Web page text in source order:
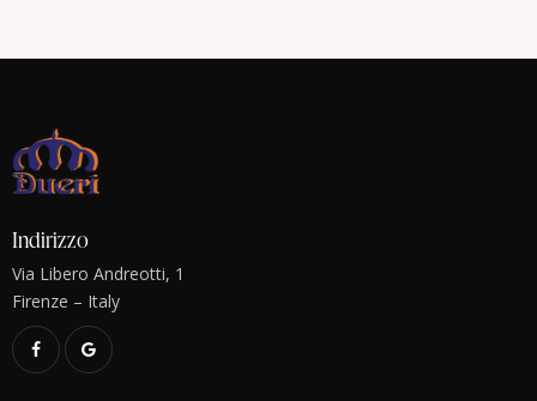
Indirizzo
Via Libero Andreotti, 1
Firenze – Italy